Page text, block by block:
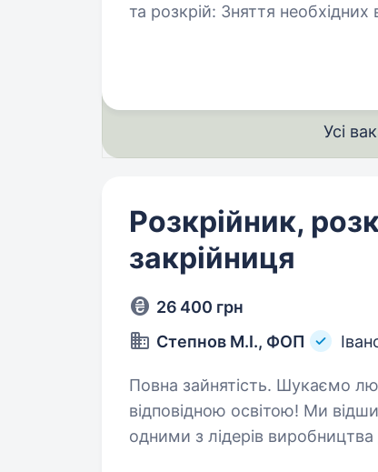
та розкрій: Зняття необхідних вимірів, розрахунок та розкрій міцних
Усі
Розкрійник,
закрійниця
26 400 грн
Степнов М.І., ФОП
Повна зайнятість. Шукаємо людину або з досвідом закрійниці, або з
відповідною освітою! Ми
одними з лідерів виробництва